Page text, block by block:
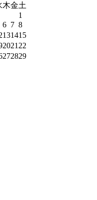
木金土
1
6 7 8
131415
202122
272829